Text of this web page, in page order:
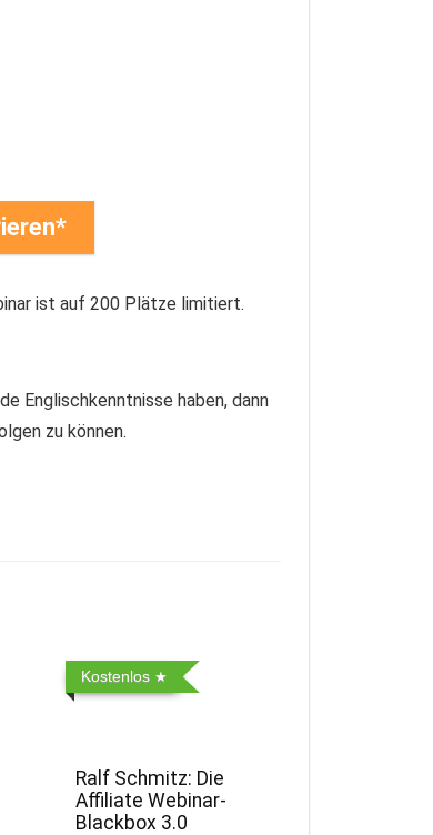
ist auf 200 Plätze limitiert.
Englischkenntnisse haben, dann
zu können.
Kostenlos
Ralf Schmitz: Die
Affiliate Webinar-
Blackbox 3.0